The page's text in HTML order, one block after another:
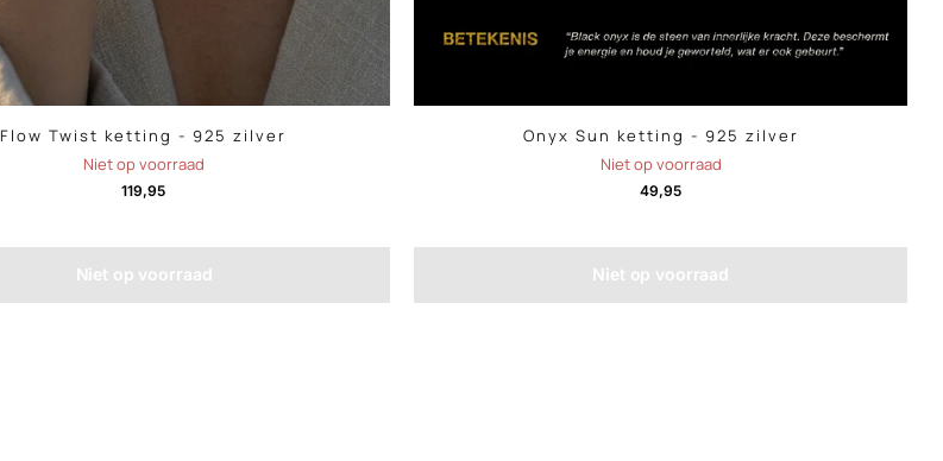
Flow Twist ketting - 925 zilver
Niet op voorraad
119,95
Niet op voorraad
Onyx Sun ketting - 925 zilver
Niet op voorraad
49,95
Niet op voorraad